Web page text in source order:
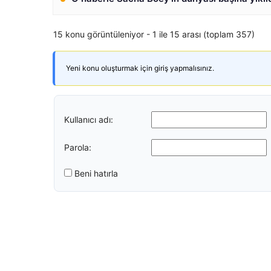
15 konu görüntüleniyor - 1 ile 15 arası (toplam 357)
Yeni konu oluşturmak için giriş yapmalısınız.
Kullanıcı adı:
Parola:
Beni hatırla